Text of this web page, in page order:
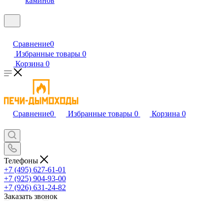
Сравнение0
Избранные товары 0
Корзина 0
Сравнение0 Избранные товары 0 Корзина 0
Телефоны
+7 (495) 627-61-01
+7 (925) 904-93-00
+7 (926) 631-24-82
Заказать звонок